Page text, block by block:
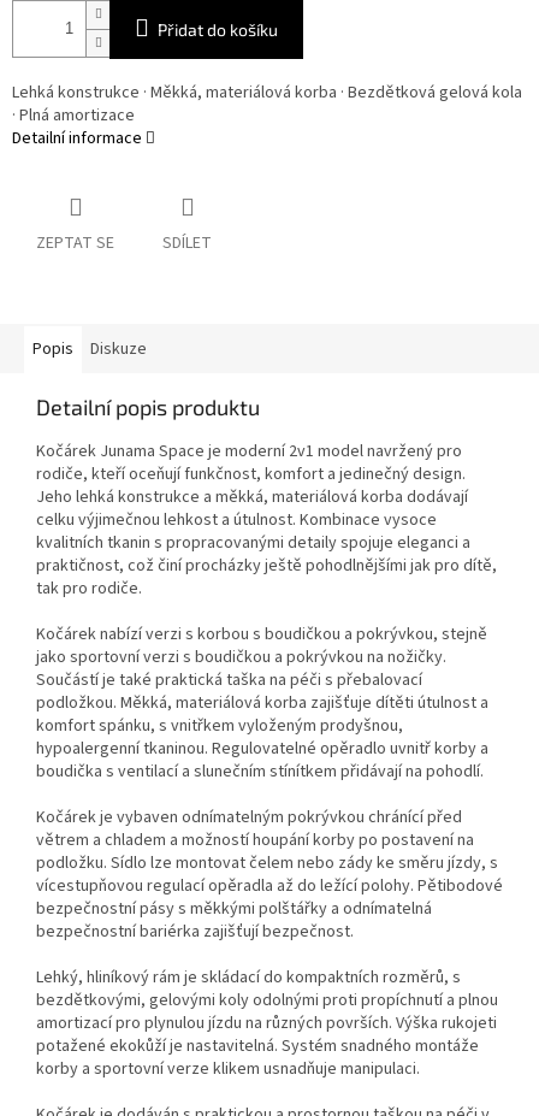
Přidat do košíku
Lehká konstrukce · Měkká, materiálová korba · Bezdětková gelová kola
· Plná amortizace
Detailní informace
ZEPTAT SE SDÍLET
Popis Diskuze
Detailní popis produktu
Kočárek Junama Space je moderní 2v1 model navržený pro
rodiče, kteří oceňují funkčnost, komfort a jedinečný design.
Jeho lehká konstrukce a měkká, materiálová korba dodávají
celku výjimečnou lehkost a útulnost. Kombinace vysoce
kvalitních tkanin s propracovanými detaily spojuje eleganci a
praktičnost, což činí procházky ještě pohodlnějšími jak pro dítě,
tak pro rodiče.
Kočárek nabízí verzi s korbou s boudičkou a pokrývkou, stejně
jako sportovní verzi s boudičkou a pokrývkou na nožičky.
Součástí je také praktická taška na péči s přebalovací
podložkou. Měkká, materiálová korba zajišťuje dítěti útulnost a
komfort spánku, s vnitřkem vyloženým prodyšnou,
hypoalergenní tkaninou. Regulovatelné opěradlo uvnitř korby a
boudička s ventilací a slunečním stínítkem přidávají na pohodlí.
Kočárek je vybaven odnímatelným pokrývkou chránící před
větrem a chladem a možností houpání korby po postavení na
podložku. Sídlo lze montovat čelem nebo zády ke směru jízdy, s
vícestupňovou regulací opěradla až do ležící polohy. Pětibodové
bezpečnostní pásy s měkkými polštářky a odnímatelná
bezpečnostní bariérka zajišťují bezpečnost.
Lehký, hliníkový rám je skládací do kompaktních rozměrů, s
bezdětkovými, gelovými koly odolnými proti propíchnutí a plnou
amortizací pro plynulou jízdu na různých površích. Výška rukojeti
potažené ekokůží je nastavitelná. Systém snadného montáže
korby a sportovní verze klikem usnadňuje manipulaci.